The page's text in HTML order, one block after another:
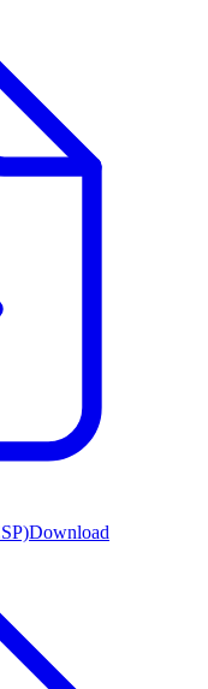
Download